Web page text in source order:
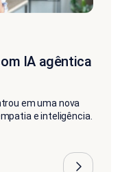
IA agêntica
em uma nova
e inteligência.